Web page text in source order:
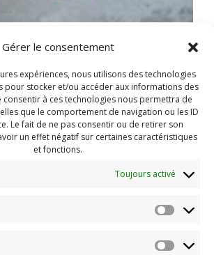
Gérer le consentement
expériences, nous utilisons des technologies
pour stocker et/ou accéder aux informations des
consentir à ces technologies nous permettra de
que le comportement de navigation ou les ID
Le fait de ne pas consentir ou de retirer son
un effet négatif sur certaines caractéristiques
et fonctions.
Toujours activé